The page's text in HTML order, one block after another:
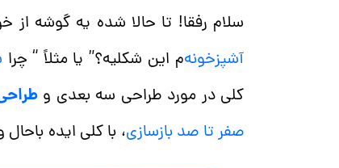
​سلام رفقا! تا حالا شده یه گوشه از
آشپزخونه‌م این شکلیه؟” یا مثلاً “ چرا
کلی در مورد طراحی سه بعدی و
صفر تا صد بازسازی، با کلی ایده باحال